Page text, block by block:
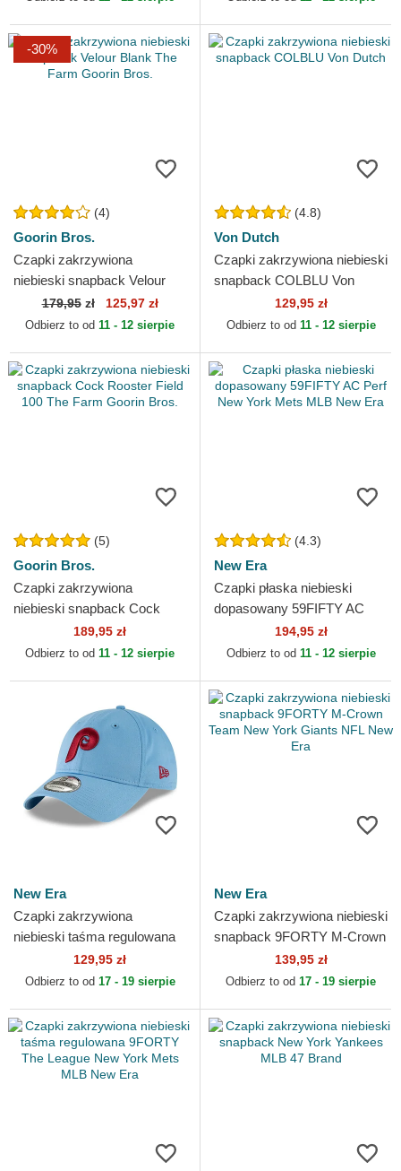
-30%
(4)
Goorin Bros.
Czapki zakrzywiona
niebieski snapback Velour
Blank The Farm Goorin Bros.
179,95zł 125,97 zł
Odbierz to od 11 - 12 sierpie
(4.8)
Von Dutch
Czapki zakrzywiona niebieski
snapback COLBLU Von
129,95 zł
Odbierz to od 11 - 12 sierpie
(5)
Goorin Bros.
Czapki zakrzywiona
niebieski snapback Cock
Rooster Field 100 The Farm
Goorin Bros.
189,95 zł
Odbierz to od 11 - 12 sierpie
(4.3)
New Era
Czapki płaska niebieski
dopasowany 59FIFTY AC
Perf New York Mets MLB
New Era
194,95 zł
Odbierz to od 11 - 12 sierpie
New Era
Czapki zakrzywiona
niebieski taśma regulowana
9TWENTY Core Classic
Philadelphia Phillies MLB
129,95 zł
Odbierz to od 17 - 19 sierpie
New Era
Czapki zakrzywiona niebieski
snapback 9FORTY M-Crown
Team New York Giants NFL
New Era
139,95 zł
Odbierz to od 17 - 19 sierpie